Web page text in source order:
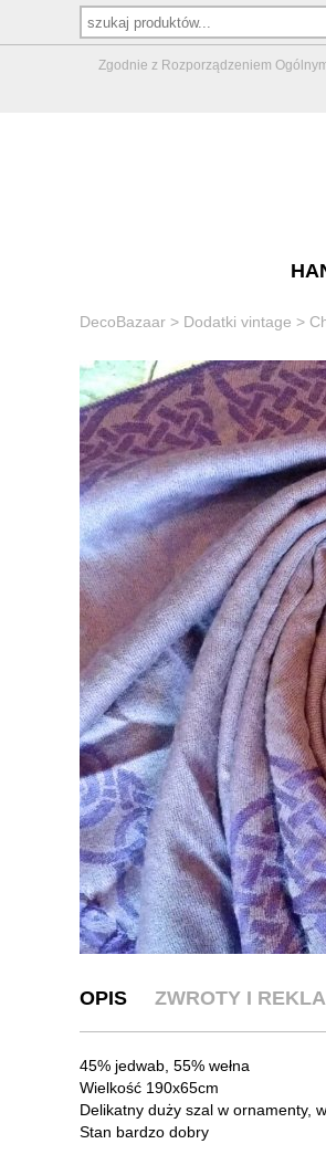
Zgodnie z Rozporządzeniem
DecoBazaar > Dodatki vintage >
OPIS ZWROTY I
45% jedwab, 55% wełna
Wielkość 190x65cm
Delikatny duży szal w ornamenty,
Stan bardzo dobry